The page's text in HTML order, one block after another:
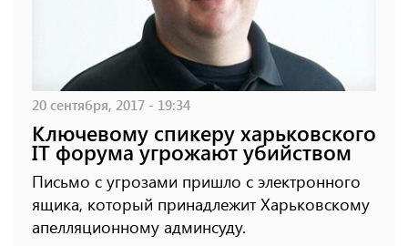
20 сентября, 2017 - 19:34
Ключевому спикеру харьковского
IT форума угрожают убийством
Письмо с угрозами пришло с электронного
ящика, который принадлежит Харьковскому
апелляционному админсуду.